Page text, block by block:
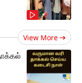
View More